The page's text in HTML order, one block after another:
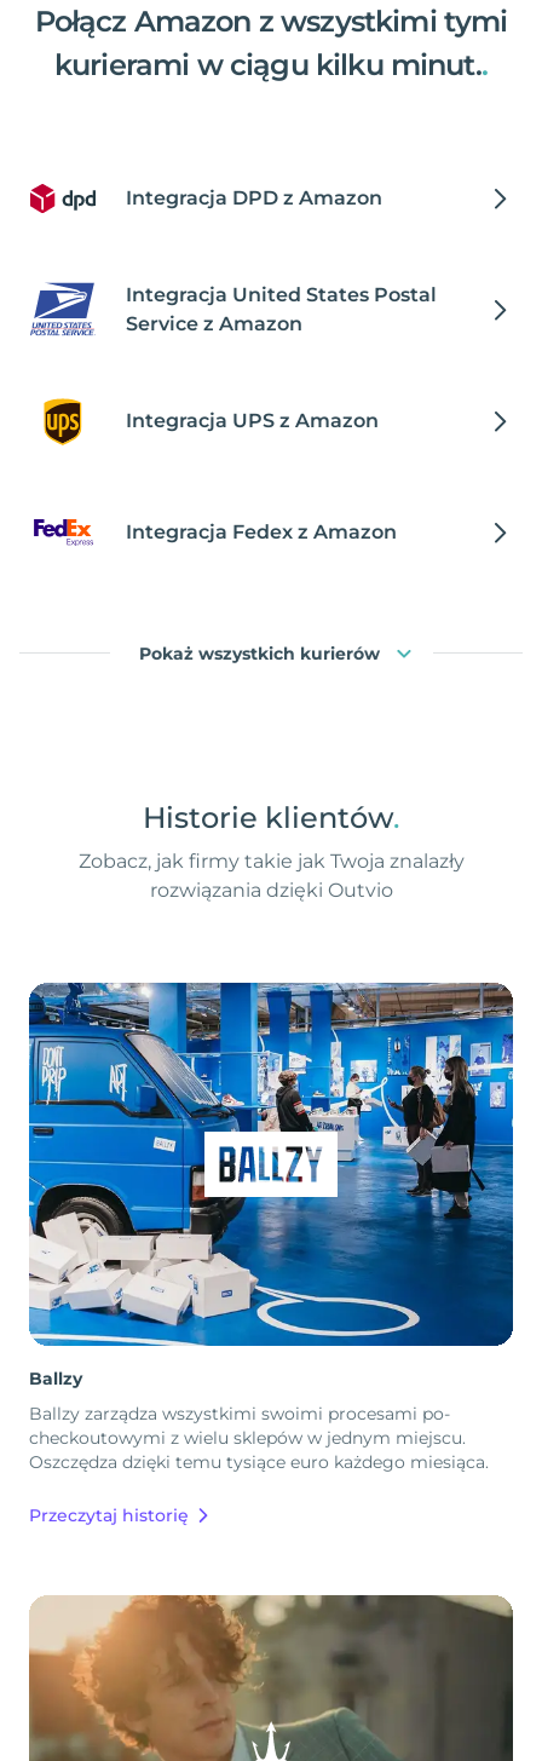
Połącz Amazon z wszystkimi tymi
kurierami w ciągu kilku minut..
Integracja DPD z Amazon
Integracja United States Postal
Service z Amazon
Integracja UPS z Amazon
Integracja Fedex z Amazon
Pokaż wszystkich kurierów
Historie klientów.
Zobacz, jak firmy takie jak Twoja znalazły
rozwiązania dzięki Outvio
Ballzy
Ballzy zarządza wszystkimi swoimi procesami po-
checkoutowymi z wielu sklepów w jednym miejscu.
Oszczędza dzięki temu tysiące euro każdego miesiąca.
Przeczytaj historię